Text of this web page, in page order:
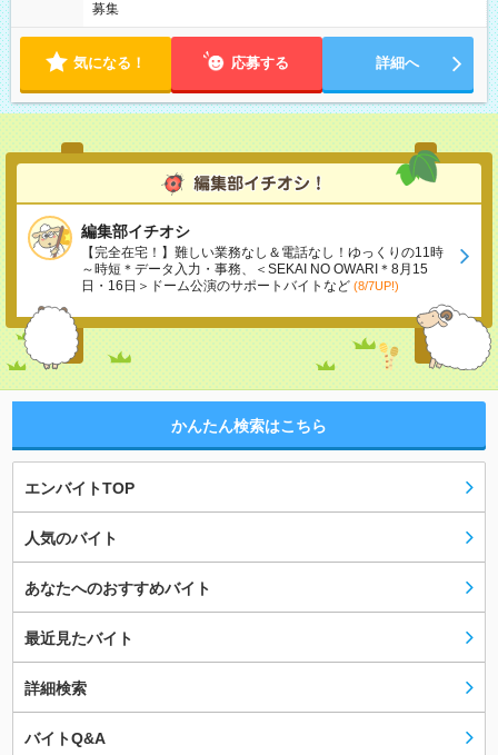
募集
気になる！ 応募する 詳細へ
編集部イチオシ
【完全在宅！】難しい業務なし＆電話なし！ゆっくりの11時
～時短＊データ入力・事務、＜SEKAI NO OWARI＊8月15
日・16日＞ドーム公演のサポートバイトなど (8/7UP!)
かんたん検索はこちら
エンバイトTOP
人気のバイト
あなたへのおすすめバイト
最近見たバイト
詳細検索
バイトQ&A